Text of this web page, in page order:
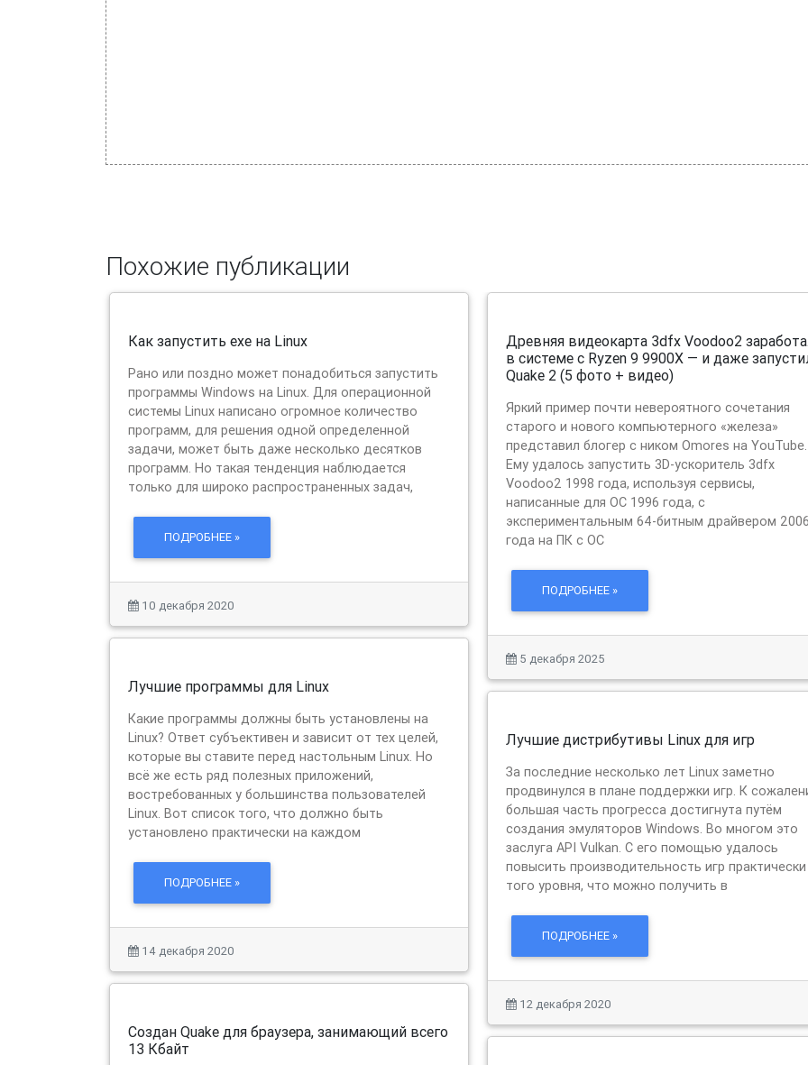
Похожие публикации
Как запустить exe на Linux
Рано или поздно может понадобиться запустить
программы Windows на Linux. Для операционной
системы Linux написано огромное количество
программ, для решения одной определенной
задачи, может быть даже несколько десятков
программ. Но такая тенденция наблюдается
только для широко распространенных задач,
ПОДРОБНЕЕ »
10 декабря 2020
Лучшие программы для Linux
Какие программы должны быть установлены на
Linux? Ответ субъективен и зависит от тех целей,
которые вы ставите перед настольным Linux. Но
всё же есть ряд полезных приложений,
востребованных у большинства пользователей
Linux. Вот список того, что должно быть
установлено практически на каждом
ПОДРОБНЕЕ »
14 декабря 2020
Создан Quake для браузера, занимающий всего
13 Кбайт
Древняя видеокарта 3dfx Voodoo2
в системе с Ryzen 9 9900X — и даже
Quake 2 (5 фото + видео)
Яркий пример почти невероятного сочетания
старого и нового компьютерного «железа»
представил блогер с ником Omores на YouTube.
Ему удалось запустить 3D-ускоритель 3dfx
Voodoo2 1998 года, используя сервисы,
написанные для ОС 1996 года, с
экспериментальным 64-битным драйвером 2006
года на ПК с ОС
ПОДРОБНЕЕ »
5 декабря 2025
Лучшие дистрибутивы Linux для игр
За последние несколько лет Linux заметно
продвинулся в плане поддержки игр. К
большая часть прогресса достигнута путём
создания эмуляторов Windows. Во многом это
заслуга API Vulkan. С его помощью удалось
повысить производительность игр
того уровня, что можно получить в
ПОДРОБНЕЕ »
12 декабря 2020